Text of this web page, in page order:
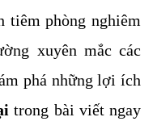
tiêm phòng nghiêm
xuyên mắc các
phá những lợi ích
trong bài viết ngay